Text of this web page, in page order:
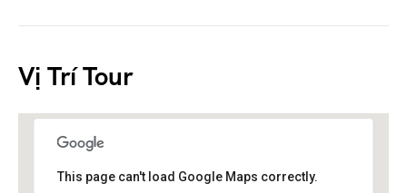
Vị Trí Tour
This page can't load Google Maps correctly.